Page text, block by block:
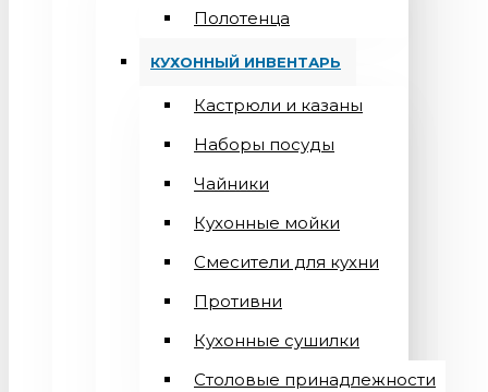
Полотенца
КУХОННЫЙ ИНВЕНТАРЬ
Кастрюли и казаны
Наборы посуды
Чайники
Кухонные мойки
Смесители для кухни
Противни
Кухонные сушилки
Столовые принадлежности